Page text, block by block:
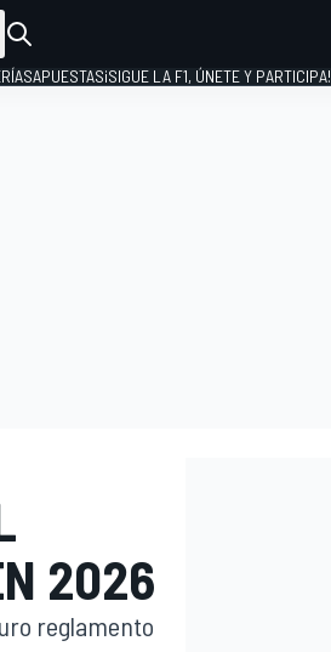
APUESTAS¡SIGUE LA F1, ÚNETE Y PARTICIPA!
2026
reglamento